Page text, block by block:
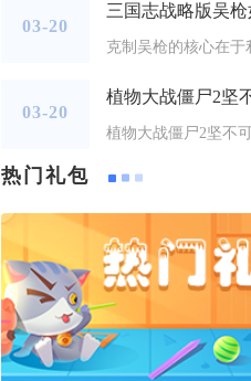
03-20
三国志战略版吴枪
克制吴枪的核心在于
03-20
植物大战僵尸2坚不
热门礼包